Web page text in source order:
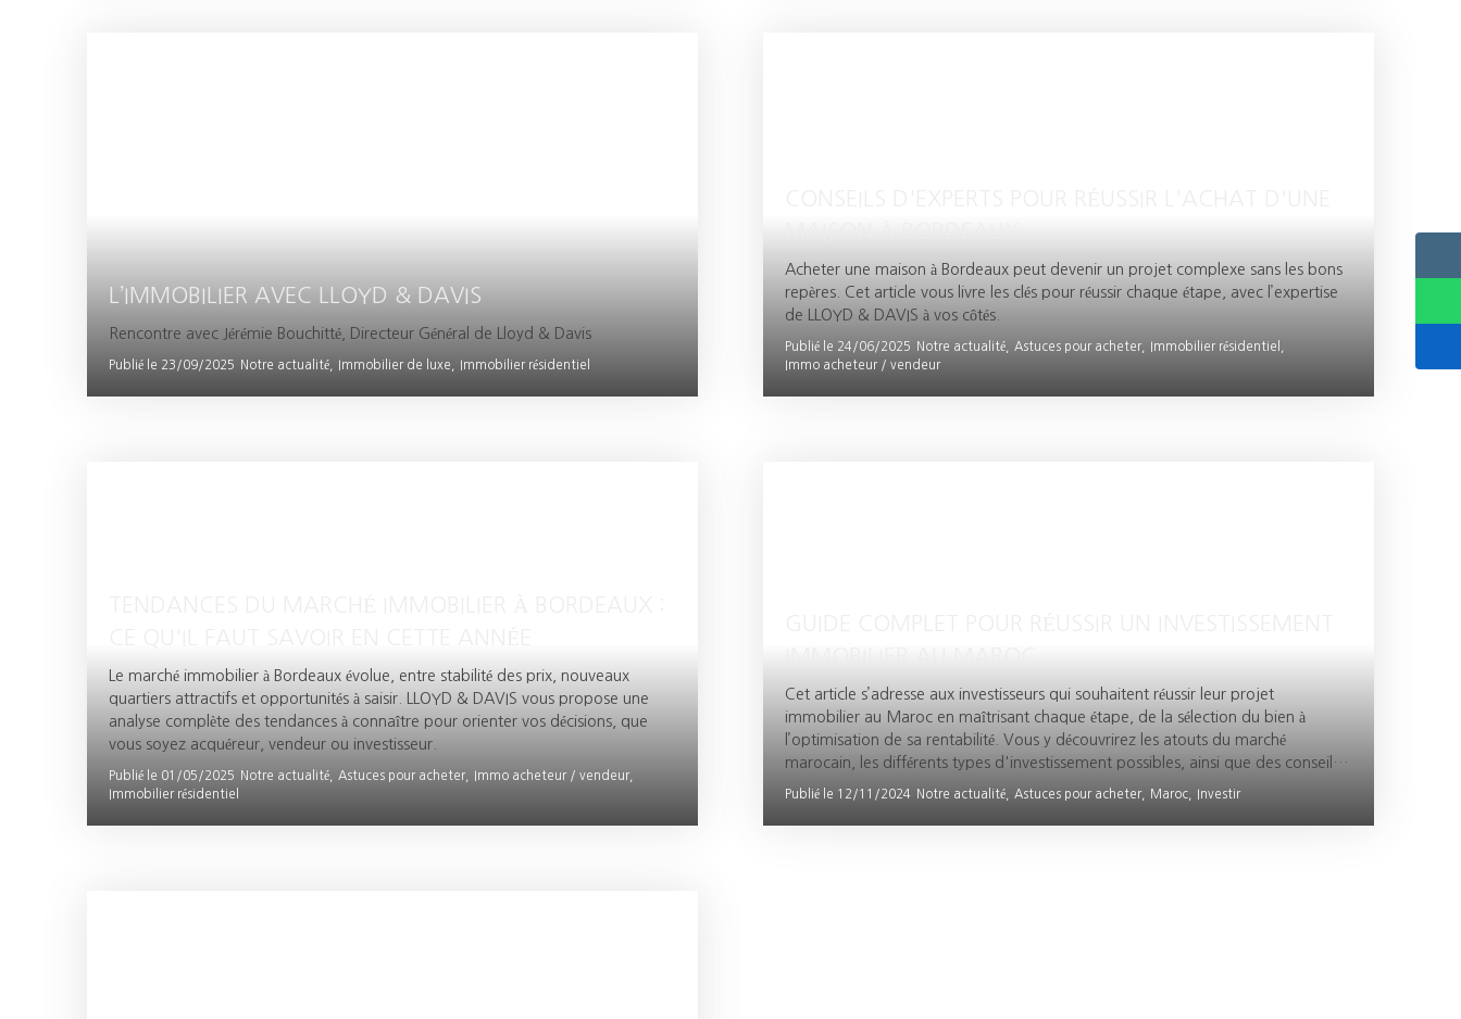
L’IMMOBILIER AVEC LLOYD & DAVIS
Rencontre avec Jérémie Bouchitté, Directeur Général de Lloyd & Davis
Publié le 23/09/2025 Notre actualité, Immobilier de luxe, Immobilier résidentiel
Acheter une maison à Bordeaux peut devenir un projet complexe sans les bons
repères. Cet article vous livre les clés pour réussir chaque étape, avec l’expertise
de LLOYD & DAVIS à vos côtés.
Publié le 24/06/2025 Notre actualité, Astuces pour acheter,
Immobilier résidentiel,
Immo acheteur / vendeur
Le marché immobilier à Bordeaux évolue, entre stabilité des prix, nouveaux
quartiers attractifs et opportunités à saisir. LLOYD & DAVIS vous propose une
analyse complète des tendances à connaître pour orienter vos décisions, que
vous soyez acquéreur, vendeur ou investisseur.
Publié le 01/05/2025 Notre actualité, Astuces pour acheter,
Immo acheteur / vendeur,
Immobilier résidentiel
Cet article s’adresse aux investisseurs qui souhaitent réussir leur projet
immobilier au Maroc en maîtrisant chaque étape, de la sélection du bien à
l’optimisation de sa rentabilité. Vous y découvrirez les atouts du marché
marocain, les différents types d'investissement possibles, ainsi que des conseils
pratiques pour maximiser votre rendement. Grâce aux recommandations
sereinement et efficacement dans un marché en plein essor.
Publié le 12/11/2024 Notre actualité, Astuces pour acheter, Maroc, Investir